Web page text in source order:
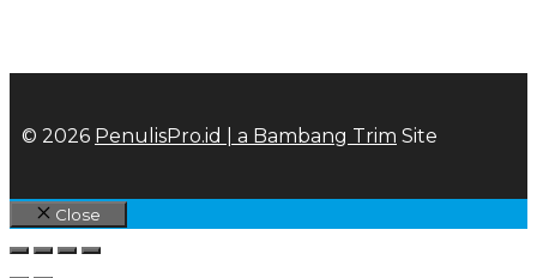
© 2026 PenulisPro.id | a Bambang Trim Site
Close